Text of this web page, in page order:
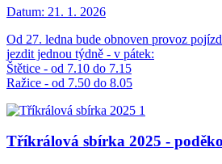
Datum: 21. 1. 2026
Od 27. ledna bude obnoven provoz
jezdit jednou týdně - v pátek:
Štětice - od 7.10 do 7.15
Ražice - od 7.50 do 8.05
Tříkrálová sbírka 2025 -